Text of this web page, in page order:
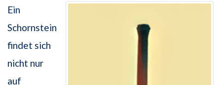
Ein
Schornstein
findet sich
nicht nur
auf